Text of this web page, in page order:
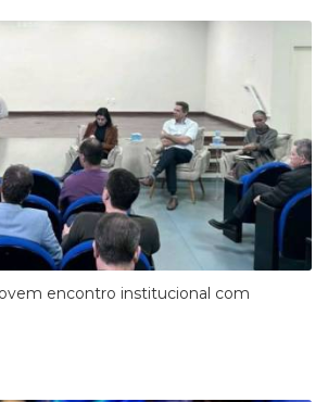
encontro institucional com